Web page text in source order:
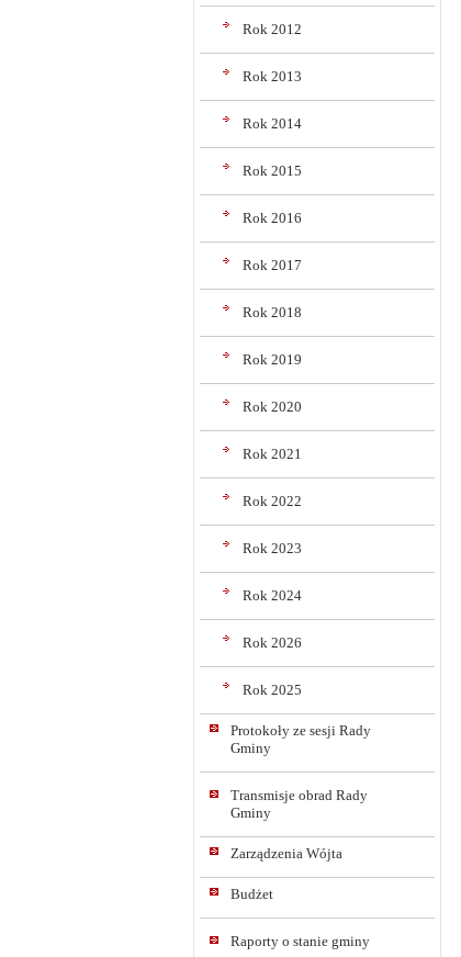
Rok 2012
Rok 2013
Rok 2014
Rok 2015
Rok 2016
Rok 2017
Rok 2018
Rok 2019
Rok 2020
Rok 2021
Rok 2022
Rok 2023
Rok 2024
Rok 2026
Rok 2025
Protokoły ze sesji Rady
Gminy
Transmisje obrad Rady
Gminy
Zarządzenia Wójta
Budżet
Raporty o stanie gminy